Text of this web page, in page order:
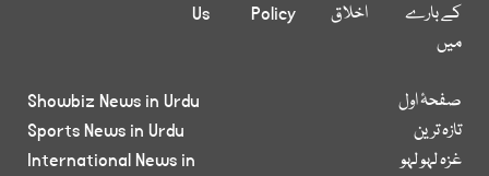
کے بارے
میں
اخلاق
Policy
Us
صفحۂ اول
تازہ ترین
غزہ لہو لہو
Showbiz News in Urdu
Sports News in Urdu
International News in